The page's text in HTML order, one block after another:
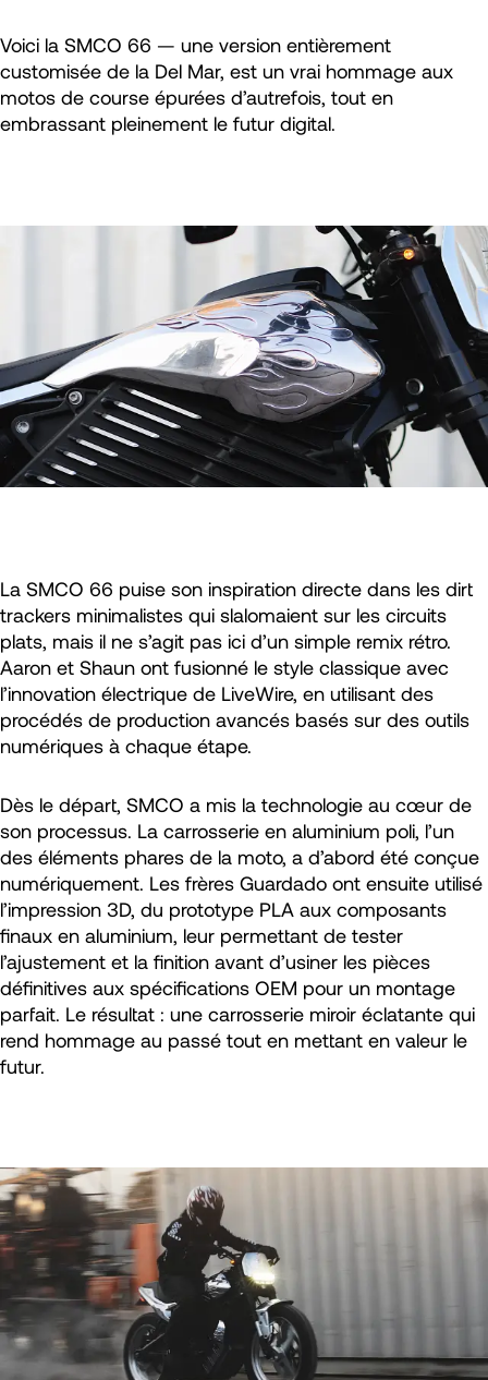
Voici la SMCO 66 — une version entièrement
customisée de la Del Mar, est un vrai hommage aux
motos de course épurées d’autrefois, tout en
embrassant pleinement le futur digital.
La SMCO 66 puise son inspiration directe dans les dirt
trackers minimalistes qui slalomaient sur les circuits
plats, mais il ne s’agit pas ici d’un simple remix rétro.
Aaron et Shaun ont fusionné le style classique avec
l’innovation électrique de LiveWire, en utilisant des
procédés de production avancés basés sur des outils
numériques à chaque étape.
Dès le départ, SMCO a mis la technologie au cœur de
son processus. La carrosserie en aluminium poli, l’un
des éléments phares de la moto, a d’abord été conçue
numériquement. Les frères Guardado ont ensuite utilisé
l’impression 3D, du prototype PLA aux composants
finaux en aluminium, leur permettant de tester
l’ajustement et la finition avant d’usiner les pièces
définitives aux spécifications OEM pour un montage
parfait. Le résultat : une carrosserie miroir éclatante qui
rend hommage au passé tout en mettant en valeur le
futur.